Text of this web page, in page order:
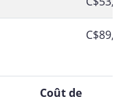
Coût de